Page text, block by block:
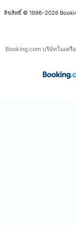
ลิขสิทธิ์ © 1996–2026
Booking.com บริษัทในเครื